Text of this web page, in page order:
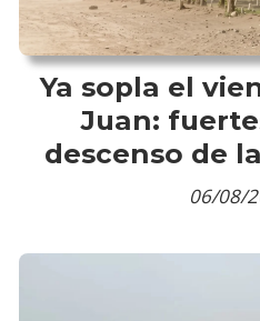
Ya sopla el
Juan:
descenso de
06/08/